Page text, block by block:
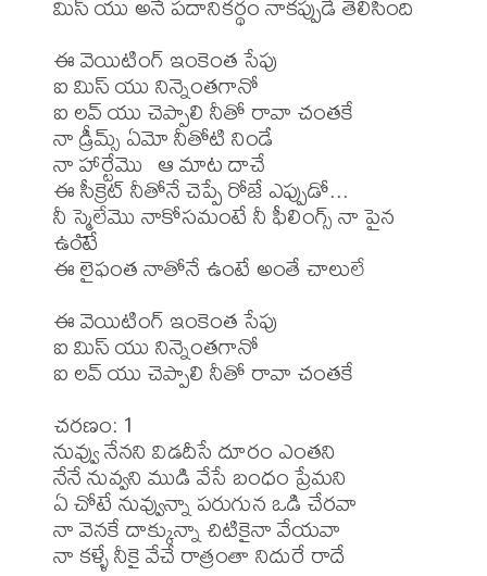
ఈ వెయిటింగ్ ఇంకెంత సేపు
ఐ మిస్ యు నిన్నెంతగానో
ఐ లవ్ యు చెప్పాలి నీతో రావా చంతకే
నా డ్రీమ్స్ ఏమో నీతోటి నిండే
నా హార్టేమొ  ఆ మాట దాచే
ఈ సీక్రెట్ నీతోనే చెప్పే రోజే ఎప్పుడో...
నీ స్మైలేమొ నాకోసమంటే నీ ఫీలింగ్స్ నా పైన
ఉంటే
ఈ లైఫంత నాతోనే ఉంటే అంతే చాలులే
ఈ వెయిటింగ్ ఇంకెంత సేపు
ఐ మిస్ యు నిన్నెంతగానో
ఐ లవ్ యు చెప్పాలి నీతో రావా చంతకే
చరణం: 1
నువ్వు నేనని విడదీసే దూరం ఎంతని
నేనే నువ్వని ముడి వేసే బంధం ప్రేమని
ఏ చోటే నువ్వున్నా పరుగున ఒడి చేరవా
నా వెనకే దాక్కున్నా చిటికైనా వేయవా
నా కళ్ళే నీకై వేచే రాత్రంతా నిదురే రాదే